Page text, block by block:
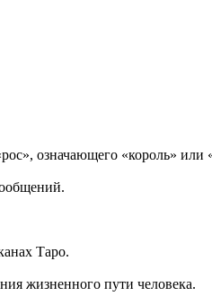
означающего «король» или
Таро.
жизненного пути человека.